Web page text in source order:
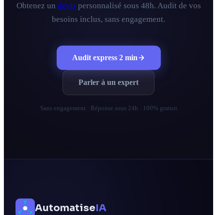
Obtenez un devis personnalisé sous 48h. Audit de vos
besoins inclus, sans engagement.
Audit express 2 min
Parler à un expert
Sans engagement · Réponse sous 24h · 100% gratuit
AutomatiseIA